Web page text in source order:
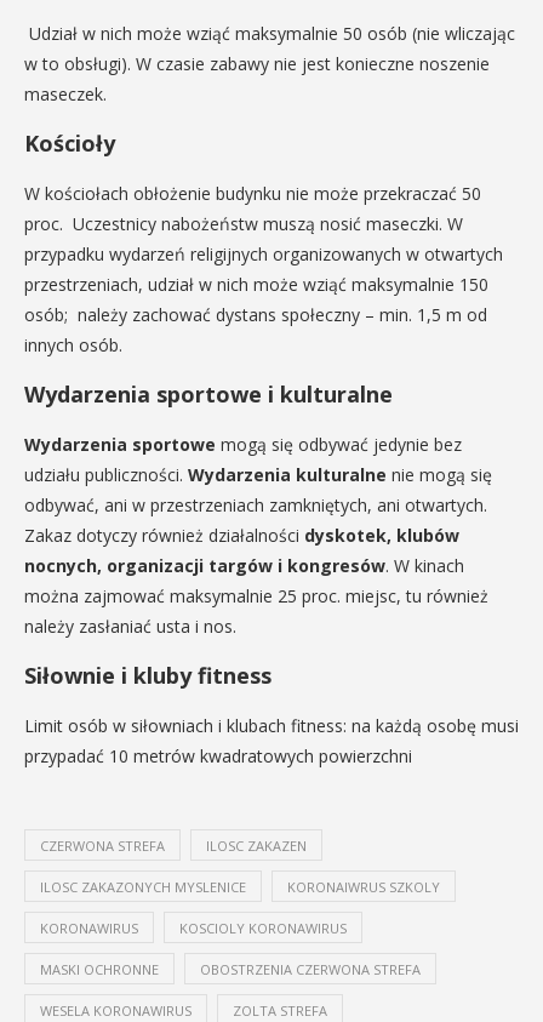
Udział w nich może wziąć maksymalnie 50 osób (nie wliczając
w to obsługi). W czasie zabawy nie jest konieczne noszenie
maseczek.
Kościoły
W kościołach obłożenie budynku nie może przekraczać 50
proc. Uczestnicy nabożeństw muszą nosić maseczki. W
przypadku wydarzeń religijnych organizowanych w otwartych
przestrzeniach, udział w nich może wziąć maksymalnie 150
osób; należy zachować dystans społeczny – min. 1,5 m od
innych osób.
Wydarzenia sportowe i kulturalne
Wydarzenia sportowe mogą się odbywać jedynie bez
udziału publiczności. Wydarzenia kulturalne nie mogą się
odbywać, ani w przestrzeniach zamkniętych, ani otwartych.
Zakaz dotyczy również działalności dyskotek, klubów
nocnych, organizacji targów i kongresów. W kinach
można zajmować maksymalnie 25 proc. miejsc, tu również
należy zasłaniać usta i nos.
Siłownie i kluby fitness
Limit osób w siłowniach i klubach fitness: na każdą osobę musi
przypadać 10 metrów kwadratowych powierzchni
CZERWONA STREFA ILOSC ZAKAZEN
ILOSC ZAKAZONYCH MYSLENICE KORONAIWRUS SZKOLY
KORONAWIRUS KOSCIOLY KORONAWIRUS
MASKI OCHRONNE OBOSTRZENIA CZERWONA STREFA
WESELA KORONAWIRUS ZOLTA STREFA